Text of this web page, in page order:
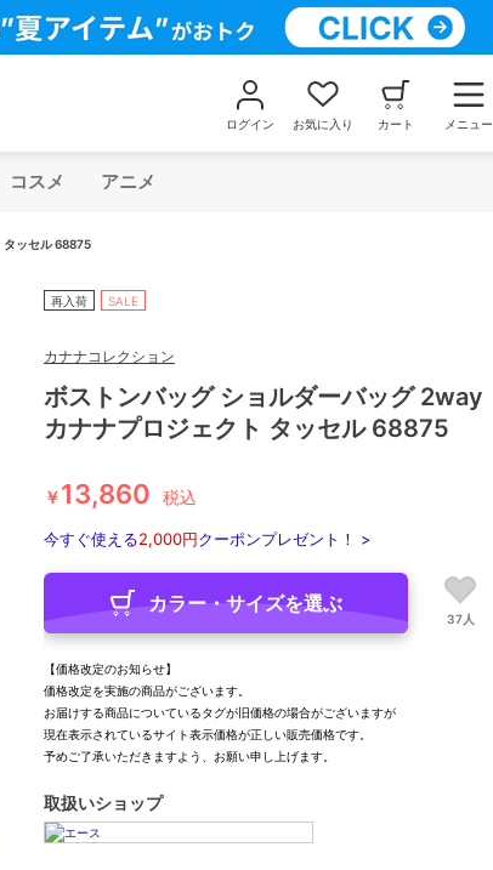
ログイン お気に入り カート メニュー
コスメ アニメ
タッセル 68875
再入荷 SALE
カナナコレクション
ボストンバッグ ショルダーバッグ 2way
カナナプロジェクト タッセル 68875
￥13,860 税込
今すぐ使える2,000円クーポンプレゼント！ >
カラー・サイズを選ぶ
37人
【価格改定のお知らせ】
価格改定を実施の商品がございます。
お届けする商品についているタグが旧価格の場合がございますが
現在表示されているサイト表示価格が正しい販売価格です。
予めご了承いただきますよう、お願い申し上げます。
取扱いショップ